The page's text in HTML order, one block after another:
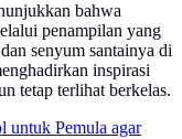
bahwa
penampilan yang
senyum santainya di
inspirasi
tetap terlihat berkelas.
untuk Pemula agar